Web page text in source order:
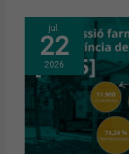
jul.
22
2026